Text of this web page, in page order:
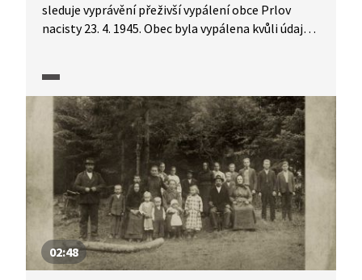
sleduje vyprávění přeživší vypálení obce Prlov
nacisty 23. 4. 1945. Obec byla vypálena kvůli údajné
pamětníků, historiků a psychiatričky. Vhodná
pro střední školy, je emocionálně náročná.
02:48